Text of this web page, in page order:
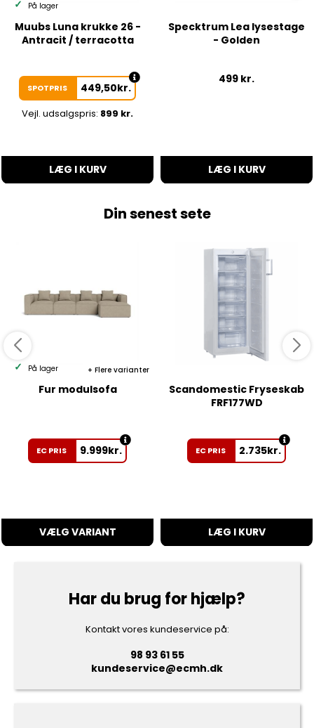
På lager
Muubs Luna krukke 26 -
Antracit / terracotta
SPOTPRIS 449,50kr.
Vejl. udsalgspris: 899 kr.
LÆG I KURV
Specktrum Lea lysestage
- Golden
499 kr.
LÆG I KURV
Din senest sete
Flere varianter
På lager
Fur modulsofa
EC PRIS 9.999kr.
VÆLG VARIANT
Scandomestic Fryseskab
FRF177WD
EC PRIS 2.735kr.
LÆG I KURV
Har du brug for hjælp?
Kontakt vores kundeservice på:
98 93 61 55
kundeservice@ecmh.dk